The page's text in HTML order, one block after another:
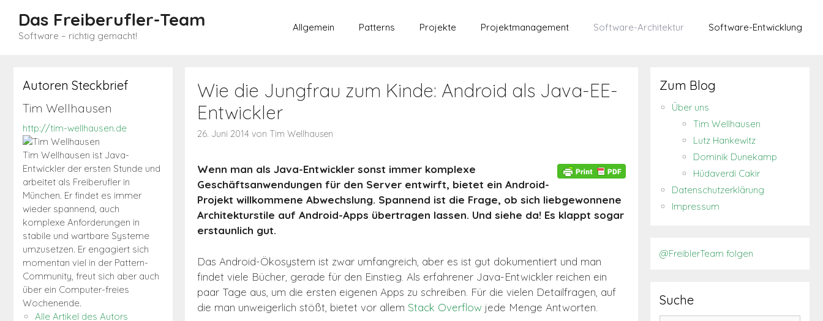
Inhalt
springen
Das Freiberufler-Team
Software – richtig gemacht!
Allgemein Patterns Projekte Projektmanagement Software-Architektur Software-Entwicklung
Wie die Jungfrau zum Kinde: Android als Java-EE-
Entwickler
26. Juni 2014 von Tim Wellhausen
Wenn man als Java-Entwickler sonst immer komplexe
Geschäftsanwendungen für den Server entwirft, bietet ein Android-
Projekt willkommene Abwechslung. Spannend ist die Frage, ob sich liebgewonnene
Architekturstile auf Android-Apps übertragen lassen. Und siehe da! Es klappt sogar
erstaunlich gut.
Das Android-Ökosystem ist zwar umfangreich, aber es ist gut dokumentiert und man
findet viele Bücher, gerade für den Einstieg. Als erfahrener Java-Entwickler reichen ein
paar Tage aus, um die ersten eigenen Apps zu schreiben. Für die vielen Detailfragen, auf
die man unweigerlich stößt, bietet vor allem Stack Overflow jede Menge Antworten.
Autoren Steckbrief
Tim Wellhausen
http://tim-wellhausen.de
Tim Wellhausen ist Java-
Entwickler der ersten Stunde und
arbeitet als Freiberufler in
München. Er findet es immer
wieder spannend, auch
komplexe Anforderungen in
stabile und wartbare Systeme
umzusetzen. Er engagiert sich
momentan viel in der Pattern-
Community, freut sich aber auch
über ein Computer-freies
Wochenende.
Alle Artikel des Autors
Zum Blog
Über uns
Tim Wellhausen
Lutz Hankewitz
Dominik Dunekamp
Hüdaverdi Cakir
Datenschutzerklärung
Impressum
@FreiblerTeam folgen
Suche